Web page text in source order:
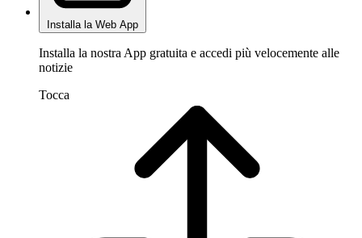
Installa la Web App
Installa la nostra App gratuita e accedi più velocemente alle
notizie
Tocca